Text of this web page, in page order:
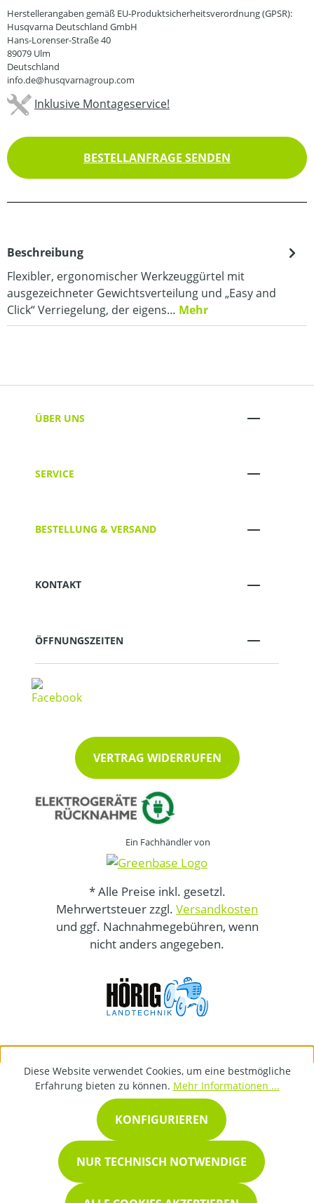
Herstellerangaben gemäß EU-Produktsicherheitsverordnung (GPSR):
Husqvarna Deutschland GmbH
Hans-Lorenser-Straße 40
89079 Ulm
Deutschland
info.de@husqvarnagroup.com
Inklusive Montageservice!
BESTELLANFRAGE SENDEN
Beschreibung
Flexibler, ergonomischer Werkzeuggürtel mit
ausgezeichneter Gewichtsverteilung und „Easy and
Click“ Verriegelung, der eigens… Mehr
ÜBER UNS
SERVICE
BESTELLUNG & VERSAND
KONTAKT
ÖFFNUNGSZEITEN
VERTRAG WIDERRUFEN
Ein Fachhändler von
* Alle Preise inkl. gesetzl.
Mehrwertsteuer zzgl. Versandkosten
und ggf. Nachnahmegebühren, wenn
nicht anders angegeben.
Diese Website verwendet Cookies, um eine bestmögliche
Erfahrung bieten zu können. Mehr Informationen ...
NUR TECHNISCH NOTWENDIGE
KONFIGURIEREN